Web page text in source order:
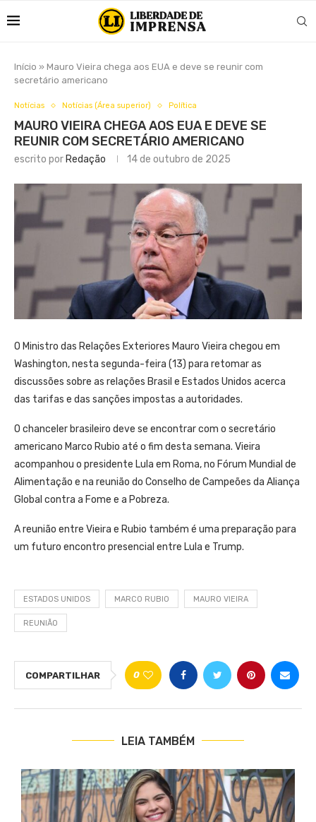
Início » Mauro Vieira chega aos EUA e deve se reunir com
secretário americano
Notícias Notícias (Área superior) Política
MAURO VIEIRA CHEGA AOS EUA E DEVE SE
REUNIR COM SECRETÁRIO AMERICANO
escrito por Redação 14 de outubro de 2025
O Ministro das Relações Exteriores Mauro Vieira chegou em
Washington, nesta segunda-feira (13) para retomar as
discussões sobre as relações Brasil e Estados Unidos acerca
das tarifas e das sanções impostas a autoridades.
O chanceler brasileiro deve se encontrar com o secretário
americano Marco Rubio até o fim desta semana. Vieira
acompanhou o presidente Lula em Roma, no Fórum Mundial de
Alimentação e na reunião do Conselho de Campeões da Aliança
Global contra a Fome e a Pobreza.
A reunião entre Vieira e Rubio também é uma preparação para
um futuro encontro presencial entre Lula e Trump.
ESTADOS UNIDOS MARCO RUBIO MAURO VIEIRA
REUNIÃO
COMPARTILHAR 0
LEIA TAMBÉM